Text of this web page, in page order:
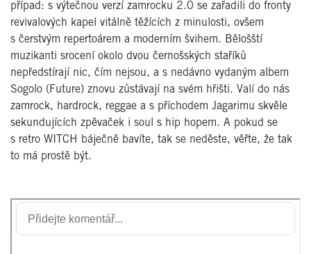
případ: s výtečnou verzí zamrocku 2.0 se zařadili do fronty
revivalových kapel vitálně těžících z minulosti, ovšem
s čerstvým repertoárem a moderním švihem. Bělošští
muzikanti srocení okolo dvou černošských staříků
nepředstírají nic, čím nejsou, a s nedávno vydaným albem
Sogolo (Future) znovu zůstávají na svém hřišti. Valí do nás
zamrock, hardrock, reggae a s příchodem Jagarimu skvěle
sekundujících zpěvaček i soul s hip hopem. A pokud se
s retro WITCH báječně bavíte, tak se neděste, věřte, že tak
to má prostě být.